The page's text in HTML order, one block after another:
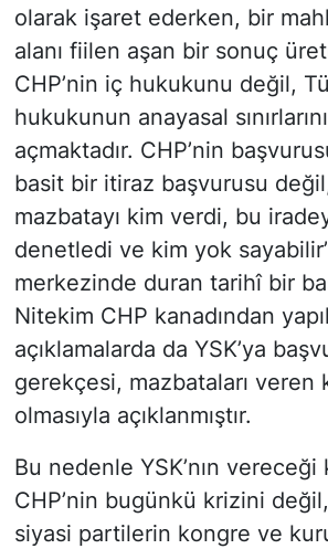
olarak işaret ederken, bir
alanı fiilen aşan bir sonuç
CHP’nin iç hukukunu değil,
hukukunun anayasal
açmaktadır. CHP’nin
basit bir itiraz başvurusu
mazbatayı kim verdi, bu
denetledi ve kim yok
merkezinde duran tarihî bir
Nitekim CHP kanadından
açıklamalarda da YSK’ya
gerekçesi, mazbataları veren
olmasıyla açıklanmıştır.
Bu nedenle YSK’nın vereceği
CHP’nin bugünkü krizini
siyasi partilerin kongre ve